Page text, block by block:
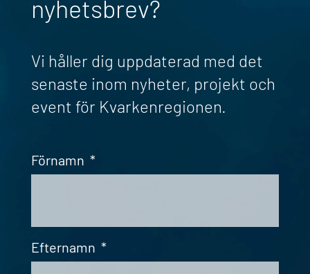
nyhetsbrev?
Vi håller dig uppdaterad med det
senaste inom nyheter, projekt och
event för Kvarkenregionen.
Förnamn *
Efternamn *